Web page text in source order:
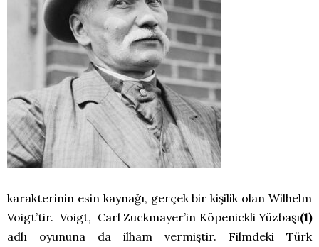
karakterinin esin kaynağı, gerçek bir kişilik olan Wilhelm
Voigt’tir. Voigt, Carl Zuckmayer’in Köpenickli Yüzbaşı(1)
adlı oyununa da ilham vermiştir. Filmdeki Türk